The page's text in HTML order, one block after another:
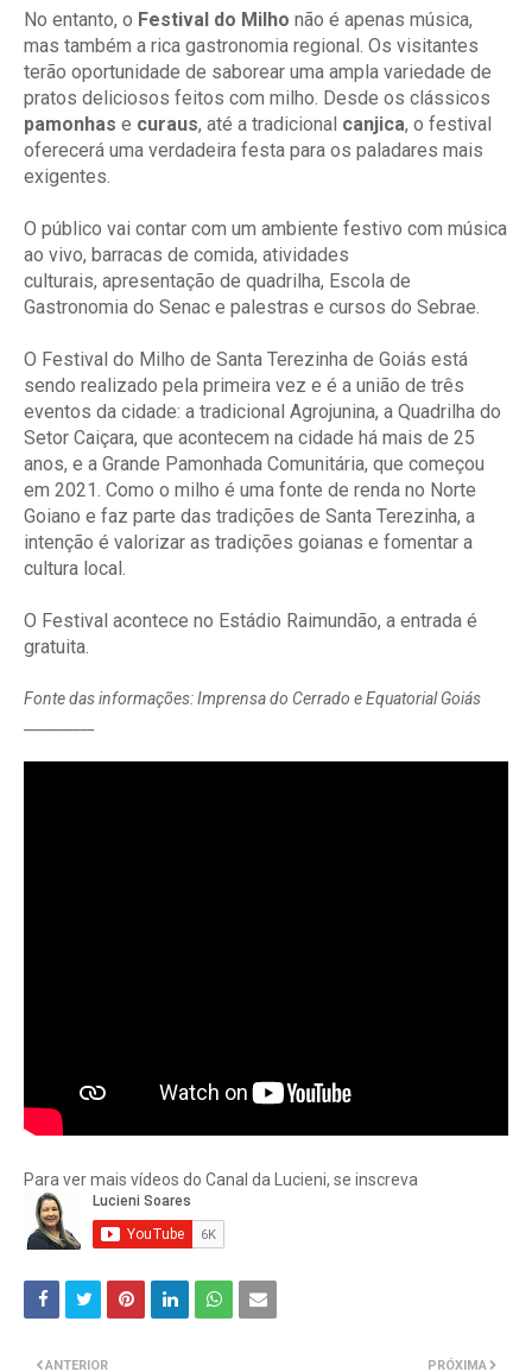
No entanto, o Festival do Milho não é apenas música,
mas também a rica gastronomia regional. Os visitantes
terão oportunidade de saborear uma ampla variedade de
pratos deliciosos feitos com milho. Desde os clássicos
pamonhas e curaus, até a tradicional canjica, o festival
oferecerá uma verdadeira festa para os paladares mais
exigentes.
O público vai contar com um ambiente festivo com música
ao vivo, barracas de comida, atividades
culturais, apresentação de quadrilha, Escola de
Gastronomia do Senac e palestras e cursos do Sebrae.
O Festival do Milho de Santa Terezinha de Goiás está
sendo realizado pela primeira vez e é a união de três
eventos da cidade: a tradicional Agrojunina, a Quadrilha do
Setor Caiçara, que acontecem na cidade há mais de 25
anos, e a Grande Pamonhada Comunitária, que começou
em 2021. Como o milho é uma fonte de renda no Norte
Goiano e faz parte das tradições de Santa Terezinha, a
intenção é valorizar as tradições goianas e fomentar a
cultura local.
O Festival acontece no Estádio Raimundão, a entrada é
gratuita.
Fonte das informações: Imprensa do Cerrado e Equatorial Goiás
Para ver mais vídeos do Canal da Lucieni, se inscreva
PRÓXIMA
ANTERIOR